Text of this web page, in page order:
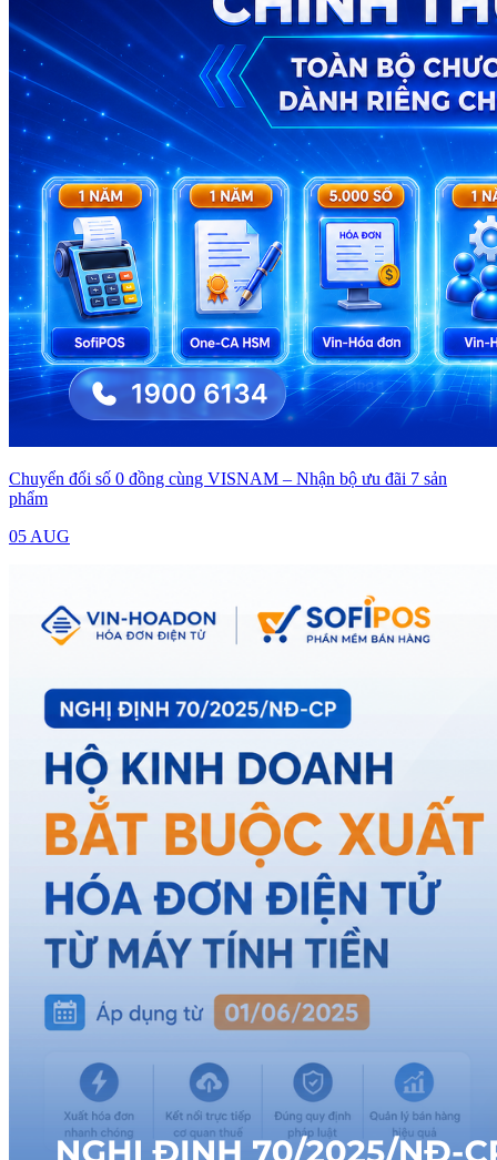
Chuyển đổi số 0 đồng cùng VISNAM – Nhận bộ ưu đãi 7 sản
phẩm
05 AUG